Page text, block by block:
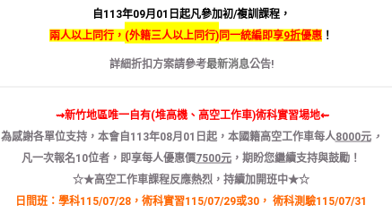
自113年09月01日起凡參加初/複訓課程，
兩人以上同行， (外籍三人以上同行)同一統編即享9折優惠 ！
詳細折扣方案請參考最新消息公告!
⇝新竹地區唯一自有(堆高機、高空工作車)術科實習場地⇜
為感謝各單位支持，本會自113年08月 01 日 起，本國籍高空工作車每人8000元，
凡一次報名10位者 ， 即享每人優惠價7500元 ， 期盼您繼續支持與鼓勵！
☆★高空工作車課程反應熱烈，持續加開班中★☆
日間班：學科115/07/28，術科實習115/07/29或30， 術科測驗115/07/31